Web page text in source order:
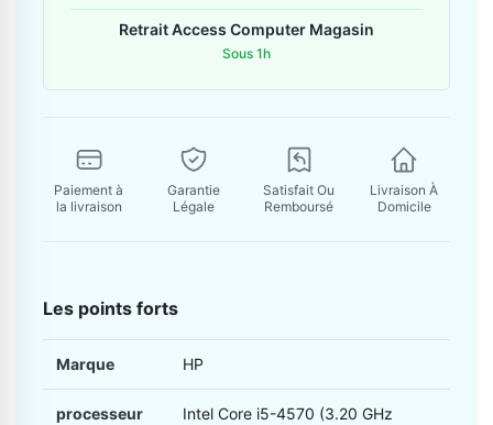
Retrait Access Computer Magasin
Sous 1h
Paiement à
la livraison
Garantie
Légale
Satisfait Ou
Remboursé
Livraison À
Domicile
Les points forts
Marque HP
processeur
Intel Core i5-4570 (3.20 GHz